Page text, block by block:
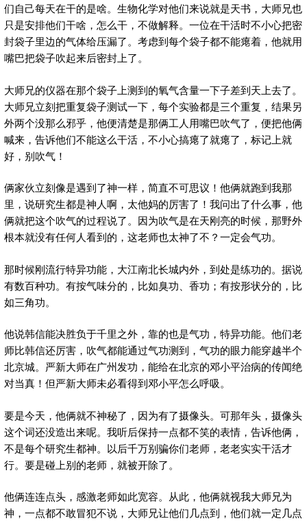
们自己每天在干的是啥。生物化学对他们来说就是天书，大师兄也
只是安排他们干啥，怎么干，不做解释。一位在干活时不小心把密
封袋子里边的气体给压漏了。考虑到每个袋子都不能瘪着，他就用
嘴巴把袋子吹起来后密封上了。
大师兄的仪器在那个袋子上测到的氧气含量一下子差到天上去了。
大师兄立刻把重复袋子测试一下，每个实验都是三个重复，结果另
外两个没那么邪乎，他便清楚是那俩工人用嘴巴吹气了，便把他俩
喊来，告诉他们不能这么干活，不小心搞瘪了就瘪了，标记上就
好，别吹气！
俩家伙立刻像是遇到了神一样，简直不可思议！他俩就跑到我那
里，说研究生都是神人啊，太他妈的厉害了！我问出了什么事，他
俩就把这个吹气的过程说了。因为吹气是在天刚亮的时候，那野外
根本就没有任何人看到的，这老师也太神了不？一定会气功。
那时候刚流行特异功能，大江南北长城内外，到处是练功的。据说
有数百种功。有按气味分的，比如臭功、香功；有按形状分的，比
如三角功。
他说韩信能决胜负于千里之外，靠的也是气功，特异功能。他们老
师比韩信还厉害，吹气都能通过气功测到，气功的眼力能穿越半个
北京城。严新大师在广州发功，能给在北京的邓小平治病的传闻绝
对当真！但严新大师未必看得到邓小平怎么呼吸。
要是今天，他俩就不神秘了，因为有了摄像头。可那年头，摄像头
这个词还没造出来呢。我听后保持一点都不笑的表情，告诉他俩，
不是每个研究生都神。以后千万别骗你们老师，老老实实干活才
行。要是碰上别的老师，就被开除了。
他俩连连点头，感激老师如此宽容。从此，他俩就视我大师兄为
神，一点都不敢冒犯不说，大师兄让他们几点到，他们就一定几点